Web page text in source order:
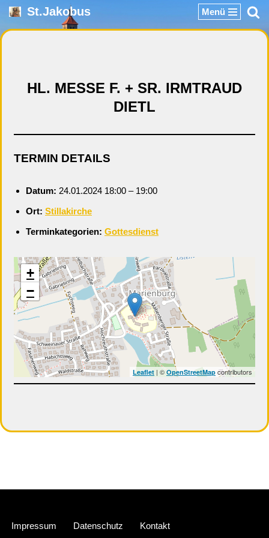
Zum
St.Jakobus Menü
HL. MESSE F. + SR. IRMTRAUD
DIETL
TERMIN DETAILS
Datum: 24.01.2024 18:00 – 19:00
Ort: Stillakirche
Terminkategorien: Gottesdienst
+
−
Leaflet | ©OpenStreetMap contributors
Impressum Datenschutz Kontakt